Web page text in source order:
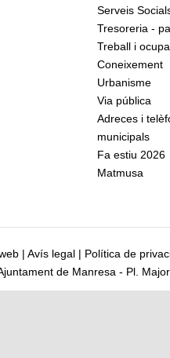
Serveis
Tresoreria -
Treball i
Coneixement
Urbanisme
Via pública
Adreces i
municipals
Fa estiu 2026
Matmusa
| Avís legal | Política de
de Manresa - Pl.